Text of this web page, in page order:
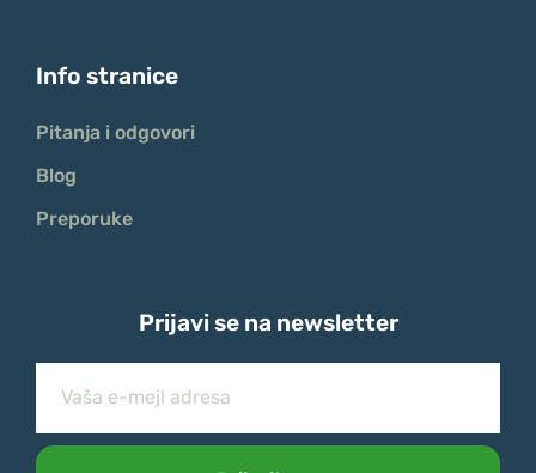
Info stranice
Pitanja i odgovori
Blog
Preporuke
Prijavi se na newsletter